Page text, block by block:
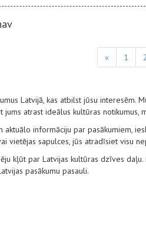
« 1 2
Latvijā, kas atbilst jūsu interesēm.
jums atrast ideālus kultūras notikumus,
aktuālo informāciju par pasākumiem,
vietējas sapulces, jūs atradīsiet visu
kļūt par Latvijas kultūras dzīves
pasākumu pasauli.